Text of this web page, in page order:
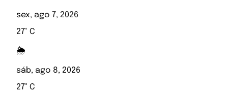
sex, ago 7, 2026
27° C
🌦️
sáb, ago 8, 2026
27° C